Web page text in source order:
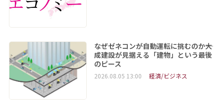
なぜゼネコンが自動運転に挑むのか――大
成建設が見据える「建物」という最後
のピース
2026.08.05 13:00 経済/ビジネス